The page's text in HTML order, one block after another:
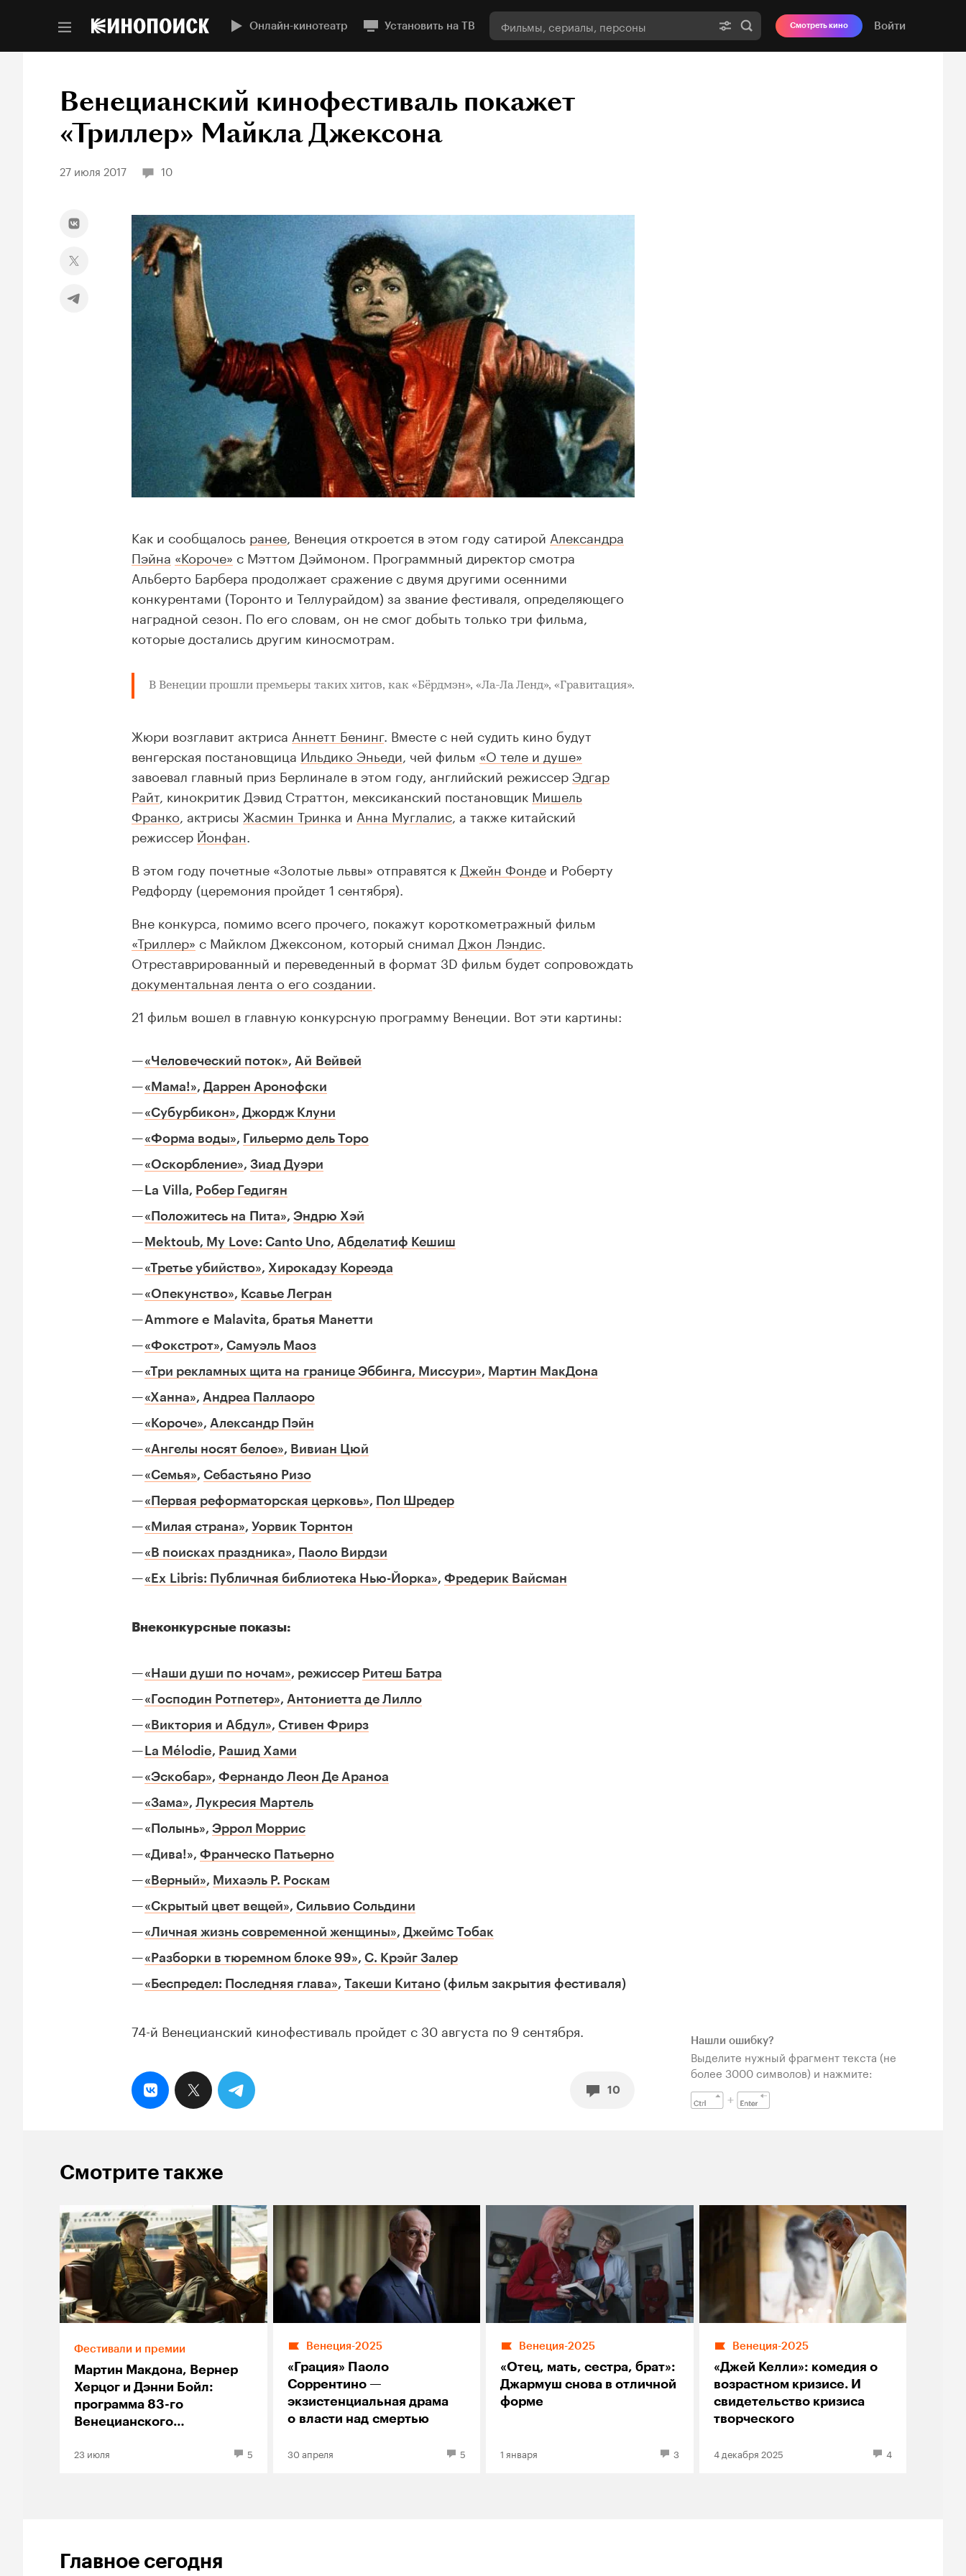
Онлайн-кинотеатр Установить на ТВ Смотреть кино Войти
Венецианский кинофестиваль покажет
«Триллер» Майкла Джексона
27 июля 2017 10
Как и сообщалось ранее , Венеция откроется в этом году сатирой Александра
Пэйна «Короче» с Мэттом Дэймоном. Программный директор смотра
Альберто Барбера продолжает сражение с двумя другими осенними
конкурентами (Торонто и Теллурайдом) за звание фестиваля, определяющего
наградной сезон. По его словам, он не смог добыть только три фильма,
которые достались другим киносмотрам.
В Венеции прошли премьеры таких хитов, как «Бёрдмэн», «Ла-Ла Ленд», «Гравитация».
Жюри возглавит актриса Аннетт Бенинг. Вместе с ней судить кино будут
венгерская постановщица Ильдико Эньеди , чей фильм «О теле и душе»
завоевал главный приз Берлинале в этом году, английский режиссерЭдгар
Райт, кинокритик Дэвид Страттон, мексиканский постановщик Мишель
Франко , актрисы Жасмин Тринка и Анна Муглалис , а также китайский
режиссер Йонфан
В этом году почетные «Золотые львы» отправятся к Джейн Фонде и Роберту
Редфорду (церемония пройдет 1 сентября).
Вне конкурса, помимо всего прочего, покажут короткометражный фильм
«Триллер» с Майклом Джексоном, который снимал Джон Лэндис
Отреставрированный и переведенный в формат 3D фильм будет сопровождать
документальная лента о его создании
21 фильм вошел в главную конкурсную программу Венеции. Вот эти картины:
«Человеческий поток», Ай Вейвей
«Мама!», Даррен Аронофски
«Субурбикон», Джордж Клуни
«Форма воды», Гильермо дель Торо
«Оскорбление», Зиад Дуэри
La Villa, Робер Гедигян
«Положитесь на Пита», Эндрю Хэй
Mektoub, My Love: Canto Uno, Абделатиф Кешиш
«Третье убийство», Хирокадзу Кореэда
«Опекунство», Ксавье Легран
Ammore e Malavita, братья Манетти
«Фокстрот», Самуэль Маоз
«Три рекламных щита на границе Эббинга, Миссури», Мартин МакДона
«Ханна», Андреа Паллаоро
«Короче», Александр Пэйн
«Ангелы носят белое», Вивиан Цюй
«Семья», Себастьяно Ризо
«Первая реформаторская церковь», Пол Шредер
«Милая страна», Уорвик Торнтон
«В поисках праздника», Паоло Вирдзи
«Ex Libris: Публичная библиотека Нью-Йорка», Фредерик Вайсман
Внеконкурсные показы:
«Наши души по ночам», режиссер Ритеш Батра
«Господин Ротпетер», Антониетта де Лилло
«Виктория и Абдул», Стивен Фрирз
La Mélodie, Рашид Хами
«Эскобар», Фернандо Леон Де Араноа
«Зама», Лукресия Мартель
«Полынь», Эррол Моррис
«Дива!», Франческо Патьерно
«Верный», Михаэль Р. Роскам
«Скрытый цвет вещей», Сильвио Сольдини
«Личная жизнь современной женщины», Джеймс Тобак
«Разборки в тюремном блоке 99», С. Крэйг Залер
«Беспредел: Последняя глава», Такеши Китано(фильм закрытия фестиваля)
74-й Венецианский кинофестиваль пройдет с 30 августа по 9 сентября.
10
Нашли ошибку?
Выделите нужный фрагмент текста (не
более 3000 символов) и нажмите:
Смотрите также
Фестивали и премии
Мартин Макдона, Вернер
Херцог и Дэнни Бойл:
программа 83-го
Венецианского
23 июля 5
Венеция-2025
«Грация» Паоло
Соррентино —
экзистенциальная драма
о власти над смертью
30 апреля 5
Венеция-2025
«Отец, мать, сестра, брат»:
Джармуш снова в отличной
форме
1 января 3
Венеция-2025
«Джей Келли»: комедия о
возрастном кризисе. И
свидетельство кризиса
творческого
4 декабря 2025 4
Главное сегодня